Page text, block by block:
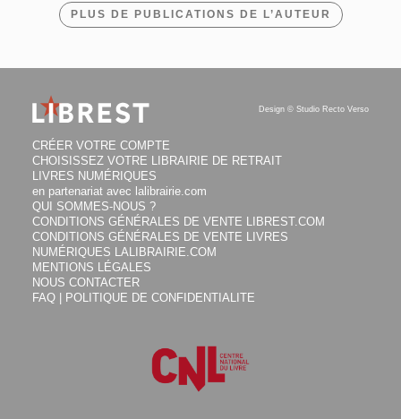
Palestine fut perdue,
pas gagné : histoir
DISPONIBLE24.00
Comment la
Palestine fut perdue :
et pourquoi Israël n'a
PLUS DE PUBLICATIONS DE L’AUTEUR
Design © Studio Recto Verso
CRÉER VOTRE COMPTE
CHOISISSEZ VOTRE LIBRAIRIE DE RETRAIT
LIVRES NUMÉRIQUES
en partenariat avec lalibrairie.com
QUI SOMMES-NOUS ?
CONDITIONS GÉNÉRALES DE VENTE LIBREST.COM
CONDITIONS GÉNÉRALES DE VENTE LIVRES
NUMÉRIQUES LALIBRAIRIE.COM
MENTIONS LÉGALES
NOUS CONTACTER
FAQ | POLITIQUE DE CONFIDENTIALITE